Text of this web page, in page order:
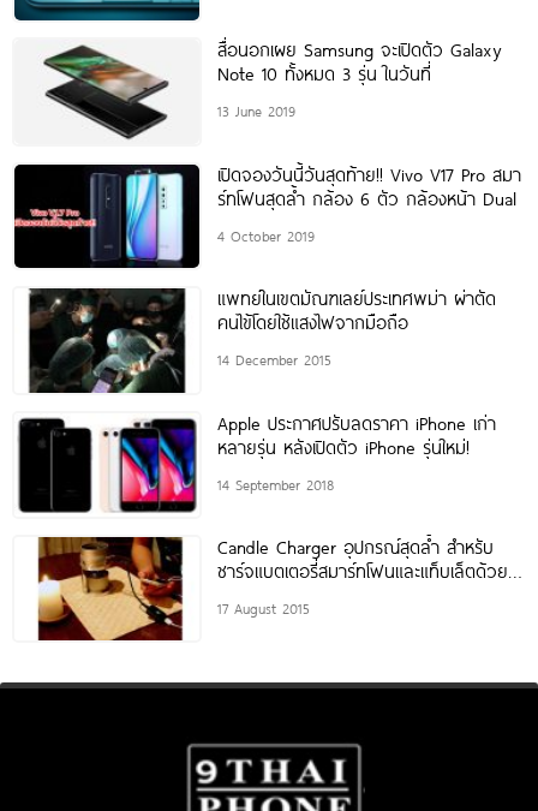
สื่อนอกเผย Samsung จะเปิดตัว Galaxy
Note 10 ทั้งหมด 3 รุ่น ในวันที่
13 June 2019
เปิดจองวันนี้วันสุดท้าย!! Vivo V17 Pro สมา
ร์ทโฟนสุดล้ำ กล้อง 6 ตัว กล้องหน้า Dual
4 October 2019
แพทย์ในเขตมัณฑเลย์ประเทศพม่า ผ่าตัด
คนไข้โดยใช้แสงไฟจากมือถือ
14 December 2015
Apple ประกาศปรับลดราคา iPhone เก่า
หลายรุ่น หลังเปิดตัว iPhone รุ่นใหม่!
14 September 2018
Candle Charger อุปกรณ์สุดล้ำ สำหรับ
ชาร์จแบตเตอรี่สมาร์ทโฟนและแท็บเล็ตด้วย
17 August 2015